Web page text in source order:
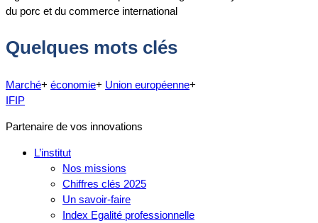
du porc et du commerce international
Quelques mots clés
Marché+ économie+ Union européenne+
IFIP
Partenaire de vos innovations
L’institut
Nos missions
Chiffres clés 2025
Un savoir-faire
Index Egalité professionnelle